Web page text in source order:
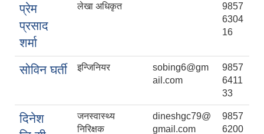
प्रेम
प्रसाद
शर्मा
लेखा अधिकृत
9857
6304
16
सोविन घर्ती इन्जिनियर
sobing6@gm
ail.com
9857
6411
33
दिनेश
जनस्वास्थ्य
निरिक्षक
dineshgc79@
gmail.com
9857
6200